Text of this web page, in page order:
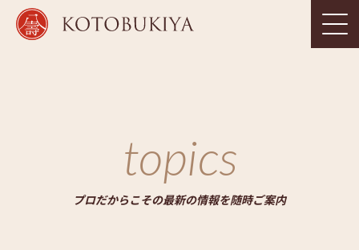
topics
プロだからこその最新の情報を随時ご案内